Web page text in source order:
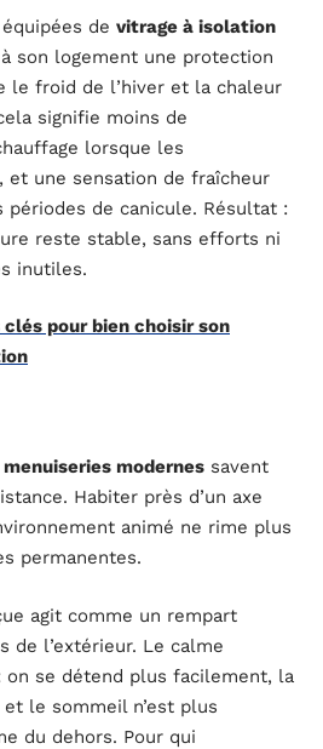
de vitrage à isolation
son logement une protection
le froid de l’hiver et la chaleur
signifie moins de
lorsque les
une sensation de fraîcheur
périodes de canicule. Résultat :
reste stable, sans efforts ni
inutiles.
clés pour bien choisir son
menuiseries modernes savent
Habiter près d’un axe
animé ne rime plus
permanentes.
agit comme un rempart
de l’extérieur. Le calme
on se détend plus facilement, la
le sommeil n’est plus
du dehors. Pour qui